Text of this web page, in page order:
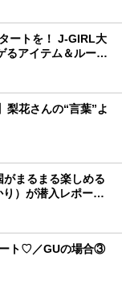
ートを！ J-GIRL大
るアイテム＆ルーテ
花さんの“言葉”よ
がまるまる楽しめる
）が潜入レポート
ート♡／GUの場合③